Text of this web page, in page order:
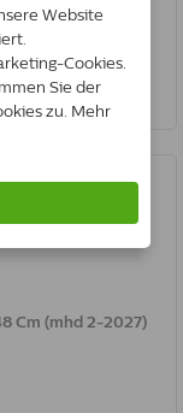
| 6 Pipetten
Cm (mhd 2-2027)